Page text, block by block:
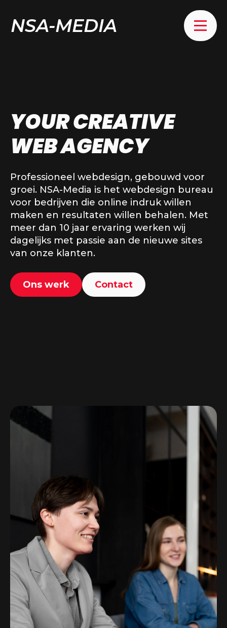
NSA-MEDIA
YOUR CREATIVE
WEB AGENCY
Professioneel webdesign, gebouwd voor
groei. NSA-Media is het webdesign bureau
voor bedrijven die online indruk willen
maken en resultaten willen behalen. Met
meer dan 10 jaar ervaring werken wij
dagelijks met passie aan de nieuwe sites
van onze klanten.
Ons werk Contact